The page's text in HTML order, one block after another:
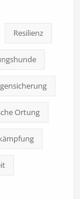
Resilienz
Ortung